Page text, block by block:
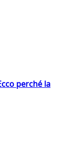
perché la